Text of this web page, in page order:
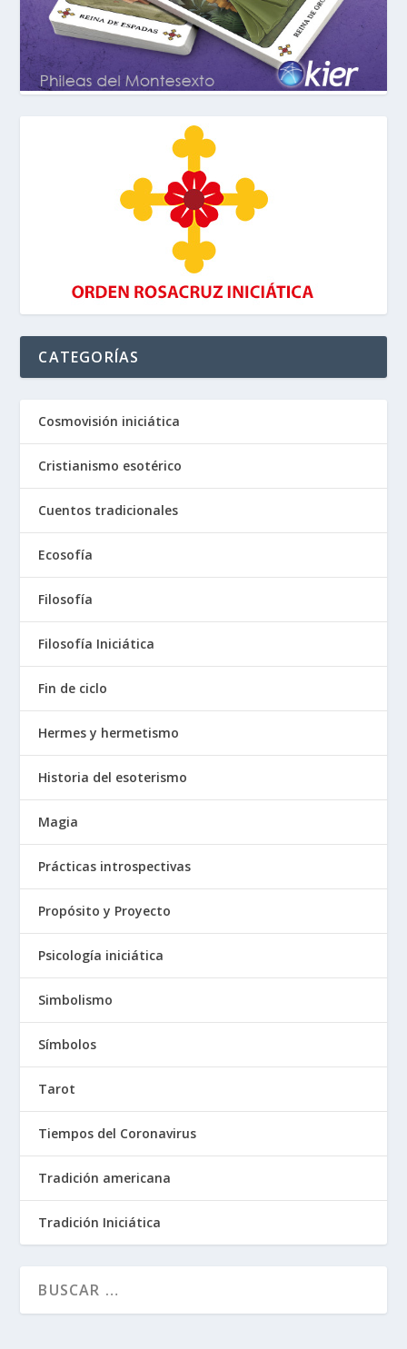
CATEGORÍAS
Cosmovisión iniciática
Cristianismo esotérico
Cuentos tradicionales
Ecosofía
Filosofía
Filosofía Iniciática
Fin de ciclo
Hermes y hermetismo
Historia del esoterismo
Magia
Prácticas introspectivas
Propósito y Proyecto
Psicología iniciática
Simbolismo
Símbolos
Tarot
Tiempos del Coronavirus
Tradición americana
Tradición Iniciática